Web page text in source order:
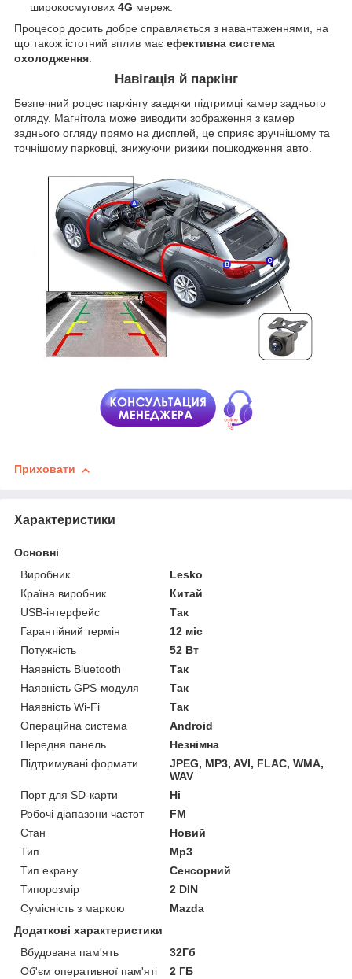
широкосмугових 4G мереж.
Процесор досить добре справляється з навантаженнями, на
що також істотний вплив має ефективна система
охолодження.
Навігація й паркінг
Безпечний роцес паркінгу завдяки підтримці камер заднього
огляду. Магнітола може виводити зображення з камер
заднього огляду прямо на дисплей, це сприяє зручнішому та
точнішому парковці, знижуючи ризики пошкодження авто.
Приховати
Характеристики
Основні
Виробник
Lesko
Країна виробник
Китай
USB-інтерфейс
Так
Гарантійний термін
12 міс
Потужність
52 Вт
Наявність Bluetooth
Так
Наявність GPS-модуля
Так
Наявність Wi-Fi
Так
Операційна система
Android
Передня панель
Незнімна
Підтримувані формати
JPEG, MP3, AVI, FLAC, WMA,
WAV
Порт для SD-карти
Ні
Робочі діапазони частот
FM
Стан
Новий
Тип
Mp3
Тип екрану
Сенсорний
Типорозмір
2 DIN
Сумісність з маркою
Mazda
Додаткові характеристики
Вбудована пам'ять
32Гб
Об'єм оперативної пам'яті
2 ГБ